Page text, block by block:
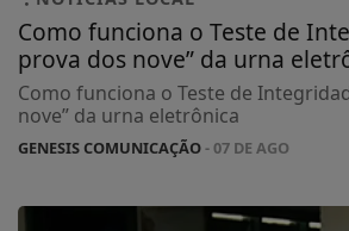
Como funciona o Teste de
prova dos nove” da urna
Como funciona o Teste de
nove” da urna eletrônica
GENESIS COMUNICAÇÃO- 07 DE AGO